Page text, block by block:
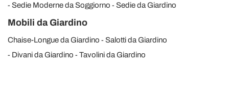
Sedie Moderne da Soggiorno
Sedie da Giardino
Mobili da Giardino
Chaise-Longue da Giardino
Salotti da Giardino
Divani da Giardino
Tavolini da Giardino